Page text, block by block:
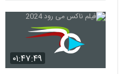
۰۱:۴۷:۴۹